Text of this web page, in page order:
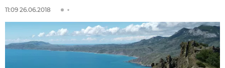
11:09 26.06.2018